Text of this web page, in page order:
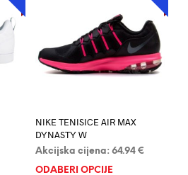
Ovaj
NIKE TENISICE AIR MAX
DYNASTY W
Akcijska cijena: 64.94 €
ODABERI OPCIJE